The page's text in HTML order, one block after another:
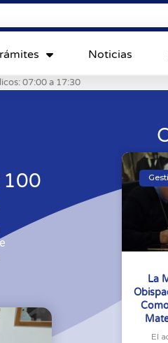
Noticias
07:00 a 17:30
100
La
El